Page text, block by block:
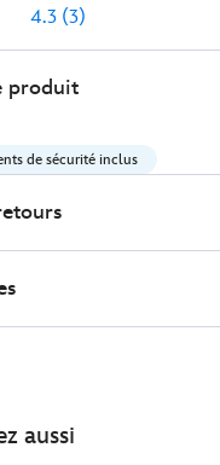
4.3 (3)
produit
de sécurité inclus
aussi